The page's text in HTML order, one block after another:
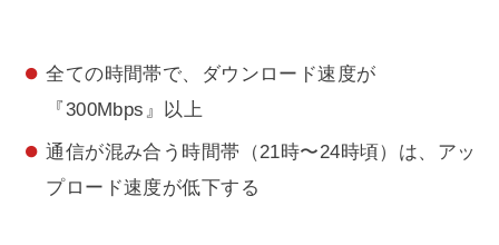
全ての時間帯で、ダウンロード速度が
『300Mbps』以上
通信が混み合う時間帯（21時〜24時頃）は、アッ
プロード速度が低下する